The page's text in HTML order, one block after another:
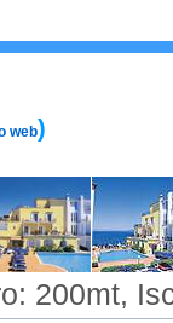
web)
200mt,